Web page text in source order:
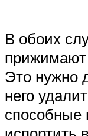
В обоих
Это нужно
него
способные